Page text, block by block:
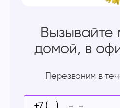
Вызывайте
домой, в
Перезвоним в